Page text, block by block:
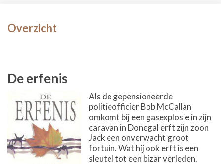
Overzicht
De erfenis
Als de gepensioneerde
politieofficier Bob McCallan
omkomt bij een gasexplosie in zijn
caravan in Donegal erft zijn zoon
Jack een onverwacht groot
fortuin. Wat hij ook erft is een
sleutel tot een bizar verleden.